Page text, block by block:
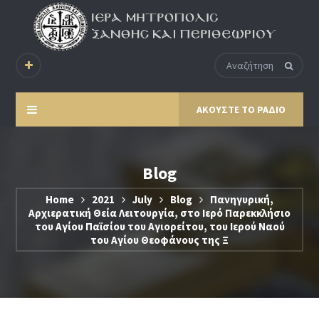
ΑΚΟΥΣΤΕ ΤΟ ΡΑΔΙΟ
Blog
Home 2021 July Blog
Πανηγυρική,
Αρχιερατική Θεία Λειτουργία, στο Ιερό Παρεκκλήσιο
του Αγίου Παϊσίου του Αγιορείτου, του Ιερού Ναού
του Αγίου Θεοφάνους της Ξ